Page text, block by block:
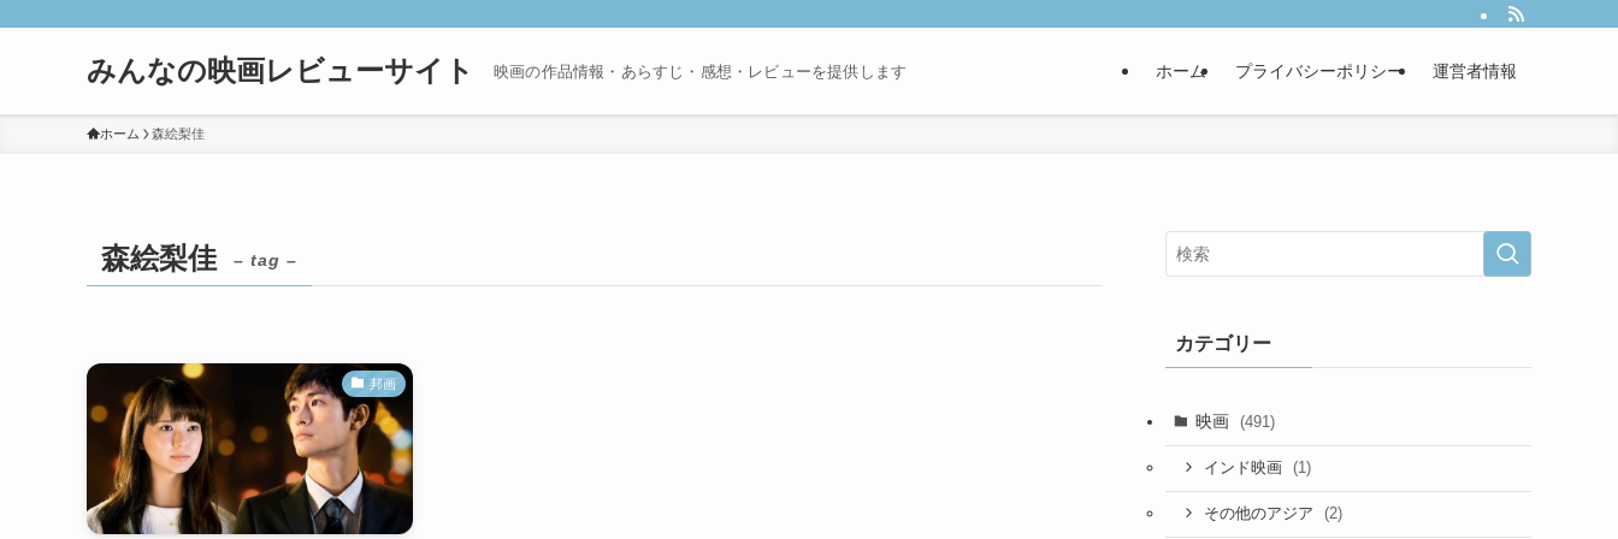
みんなの映画レビューサイト 映画の作品情報・あらすじ・感想・レビューを提供します ホーム プライバシーポリシー 運営者情報
ホーム 森絵梨佳
森絵梨佳 – tag –
邦画
カテゴリー
映画 (491)
インド映画 (1)
その他のアジア (2)